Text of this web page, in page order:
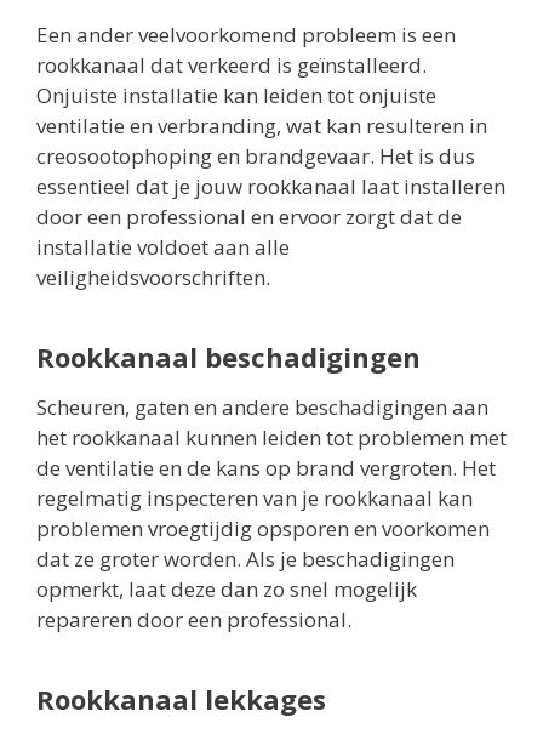
Een ander veelvoorkomend probleem is een
rookkanaal dat verkeerd is geïnstalleerd.
Onjuiste installatie kan leiden tot onjuiste
ventilatie en verbranding, wat kan resulteren in
creosootophoping en brandgevaar. Het is dus
essentieel dat je jouw rookkanaal laat installeren
door een professional en ervoor zorgt dat de
installatie voldoet aan alle
veiligheidsvoorschriften.
Rookkanaal beschadigingen
Scheuren, gaten en andere beschadigingen aan
het rookkanaal kunnen leiden tot problemen met
de ventilatie en de kans op brand vergroten. Het
regelmatig inspecteren van je rookkanaal kan
problemen vroegtijdig opsporen en voorkomen
dat ze groter worden. Als je beschadigingen
opmerkt, laat deze dan zo snel mogelijk
repareren door een professional.
Rookkanaal lekkages